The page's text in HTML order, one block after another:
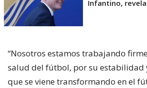
Infantino,
“Nosotros estamos trabajando
salud del fútbol, por su estabilidad
que se viene transformando en el